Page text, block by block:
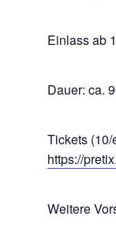
Einlass ab
Dauer: ca.
Tickets (10/
https://
Weitere